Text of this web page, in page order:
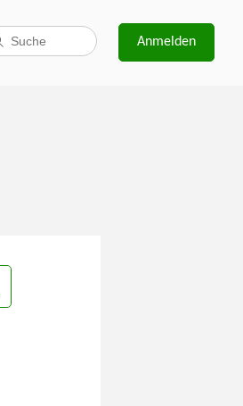
Anmelden